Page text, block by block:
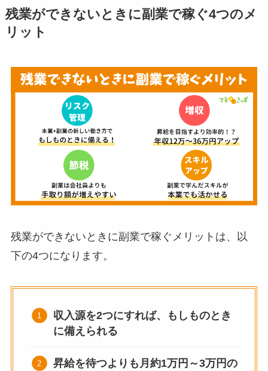
残業ができないときに副業で稼ぐ4つのメ
リット
残業ができないときに副業で稼ぐメリットは、以
下の4つになります。
収入源を2つにすれば、もしものとき
に備えられる
昇給を待つよりも月約1万円～3万円の